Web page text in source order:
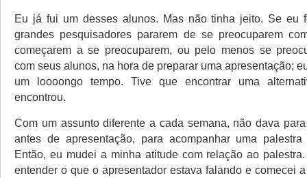
Eu já fui um desses alunos. Mas não tinha jeito. Se eu
grandes pesquisadores pararem de se preocuparem
começarem a se preocuparem, ou pelo menos se
com seus alunos, na hora de preparar uma apresentação;
um loooongo tempo. Tive que encontrar uma
encontrou.
Com um assunto diferente a cada semana, não dava
antes de apresentação, para acompanhar uma
Então, eu mudei a minha atitude com relação ao
entender o que o apresentador estava falando e comecei